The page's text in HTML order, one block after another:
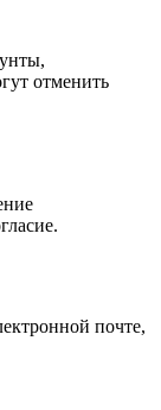
отменить
почте,